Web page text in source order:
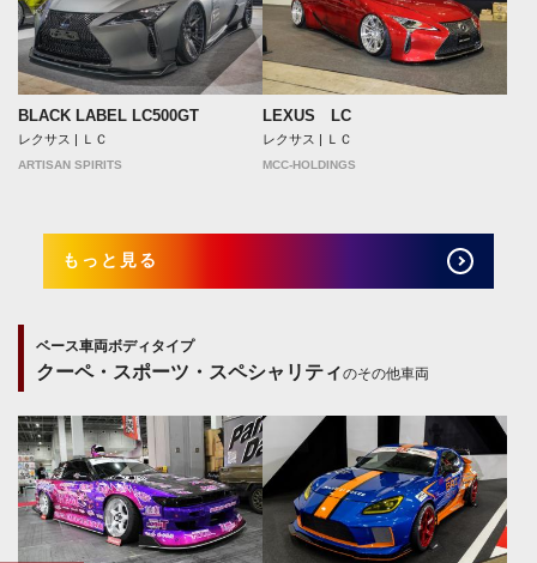
BLACK LABEL LC500GT
レクサス | ＬＣ
ARTISAN SPIRITS
LEXUS LC
レクサス | ＬＣ
MCC-HOLDINGS
もっと見る
ベース車両ボディタイプ
クーペ・スポーツ・スペシャリティのその他車両